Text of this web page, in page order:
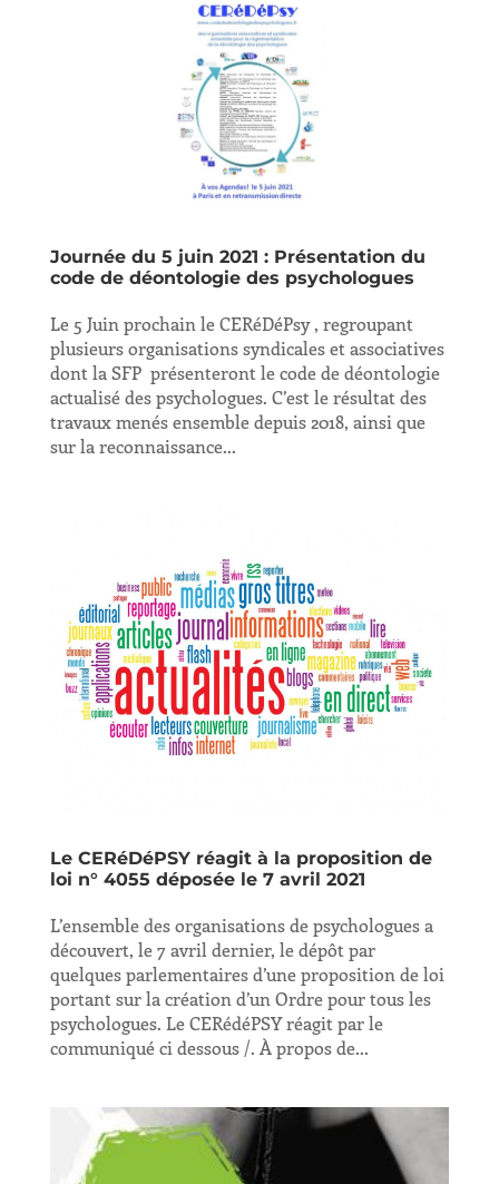
Journée du 5 juin 2021 : Présentation du
code de déontologie des psychologues
Le 5 Juin prochain le CERéDéPsy , regroupant
plusieurs organisations syndicales et associatives
dont la SFP présenteront le code de déontologie
actualisé des psychologues. C’est le résultat des
travaux menés ensemble depuis 2018, ainsi que
sur la reconnaissance...
Le CERéDéPSY réagit à la proposition de
loi n° 4055 déposée le 7 avril 2021
L’ensemble des organisations de psychologues a
découvert, le 7 avril dernier, le dépôt par
quelques parlementaires d’une proposition de loi
portant sur la création d’un Ordre pour tous les
psychologues. Le CERédéPSY réagit par le
communiqué ci dessous /. À propos de...